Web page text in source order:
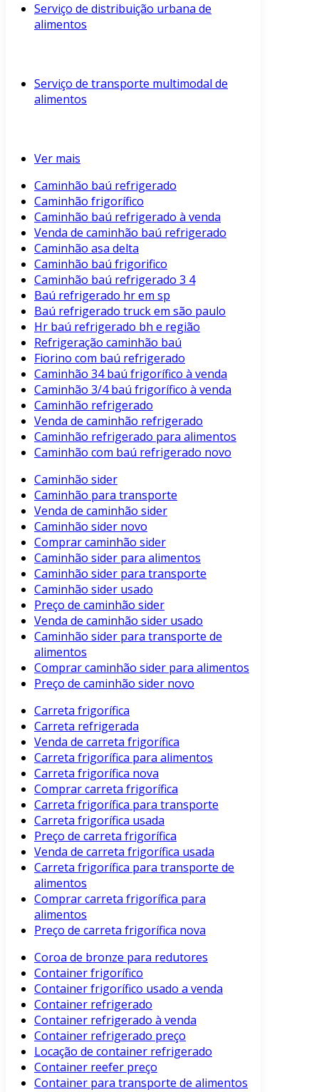
Serviço de distribuição urbana de
alimentos
Serviço de transporte multimodal de
alimentos
Ver mais
Caminhão baú refrigerado
Caminhão frigorífico
Caminhão baú refrigerado à venda
Venda de caminhão baú refrigerado
Caminhão asa delta
Caminhão baú frigorifico
Caminhão baú refrigerado 3 4
Baú refrigerado hr em sp
Baú refrigerado truck em são paulo
Hr baú refrigerado bh e região
Refrigeração caminhão baú
Fiorino com baú refrigerado
Caminhão 34 baú frigorífico à venda
Caminhão 3/4 baú frigorífico à venda
Caminhão refrigerado
Venda de caminhão refrigerado
Caminhão refrigerado para alimentos
Caminhão com baú refrigerado novo
Caminhão sider
Caminhão para transporte
Venda de caminhão sider
Caminhão sider novo
Comprar caminhão sider
Caminhão sider para alimentos
Caminhão sider para transporte
Caminhão sider usado
Preço de caminhão sider
Venda de caminhão sider usado
Caminhão sider para transporte de
alimentos
Comprar caminhão sider para alimentos
Preço de caminhão sider novo
Carreta frigorífica
Carreta refrigerada
Venda de carreta frigorífica
Carreta frigorífica para alimentos
Carreta frigorífica nova
Comprar carreta frigorífica
Carreta frigorífica para transporte
Carreta frigorífica usada
Preço de carreta frigorífica
Venda de carreta frigorífica usada
Carreta frigorífica para transporte de
alimentos
Comprar carreta frigorífica para
alimentos
Preço de carreta frigorífica nova
Coroa de bronze para redutores
Container frigorífico
Container frigorífico usado a venda
Container refrigerado
Container refrigerado à venda
Container refrigerado preço
Locação de container refrigerado
Container reefer preço
Container para transporte de alimentos